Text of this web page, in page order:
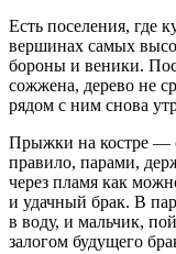
Есть поселения, где
вершинах самых
бороны и веники.
сожжена, дерево не
рядом с ним снова
Прыжки на костре —
правило, парами,
через пламя как
и удачный брак. В
в воду, и мальчик,
залогом будущего